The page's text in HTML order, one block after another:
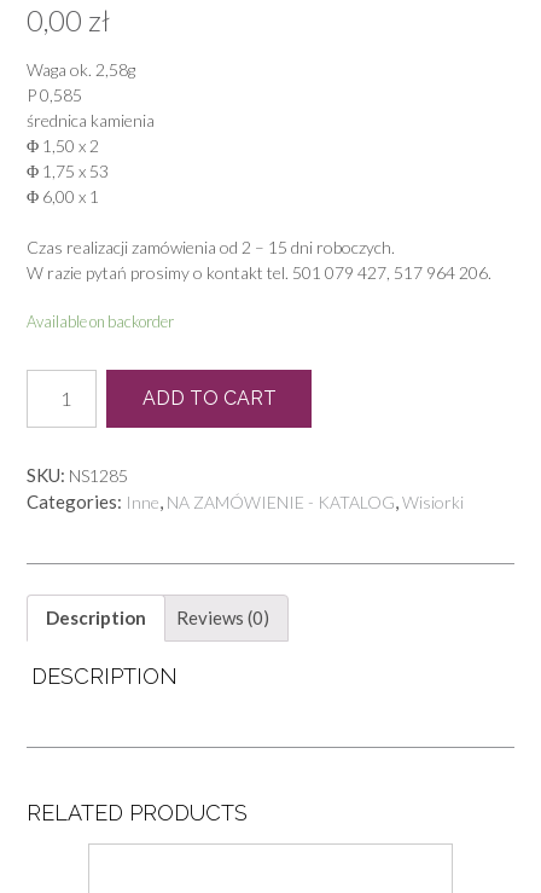
0,00 zł
Waga ok. 2,58g
P 0,585
średnica kamienia
Φ 1,50 x 2
Φ 1,75 x 53
Φ 6,00 x 1
Czas realizacji zamówienia od 2 – 15 dni roboczych.
W razie pytań prosimy o kontakt tel. 501 079 427, 517 964 206.
Available on backorder
0331
W
ADD TO CART
SKU: NS1285
Categories: Inne, NA ZAMÓWIENIE - KATALOG,Wisiorki
Description Reviews (0)
DESCRIPTION
RELATED PRODUCTS